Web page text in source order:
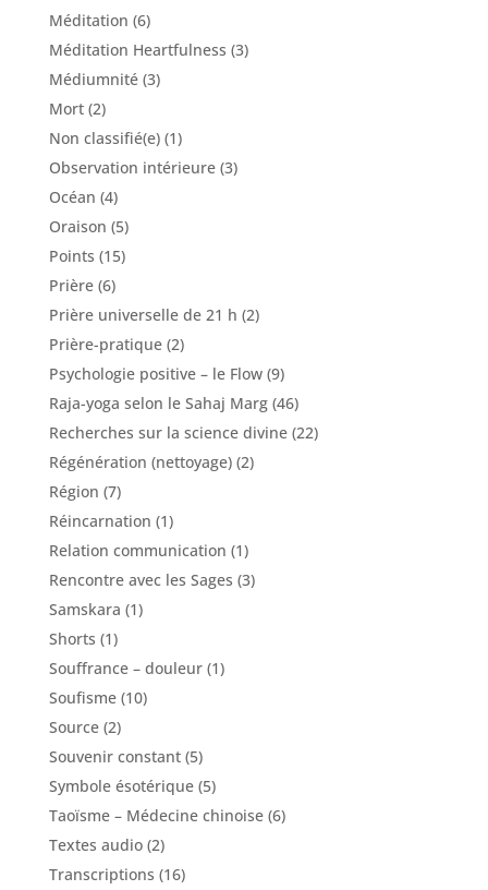
Méditation (6)
Méditation Heartfulness (3)
Médiumnité(3)
Mort(2)
Non classifié(e)(1)
Observation intérieure(3)
Océan (4)
Oraison (5)
Points (15)
Prière(6)
Prière universelle de 21 h (2)
Prière-pratique(2)
Psychologie positive – le Flow(9)
Raja-yoga selon le Sahaj Marg(46)
Recherches sur la science divine(22)
Régénération (nettoyage)(2)
Région (7)
Réincarnation (1)
Relation communication (1)
Rencontre avec les Sages (3)
Samskara (1)
Shorts (1)
Souffrance – douleur(1)
Soufisme(10)
Source(2)
Souvenir constant(5)
Symbole ésotérique(5)
Taoïsme – Médecine chinoise(6)
Textes audio(2)
Transcriptions (16)